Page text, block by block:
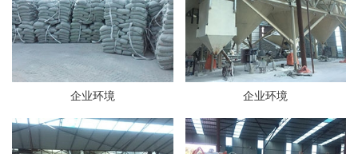
企业环境 企业环境